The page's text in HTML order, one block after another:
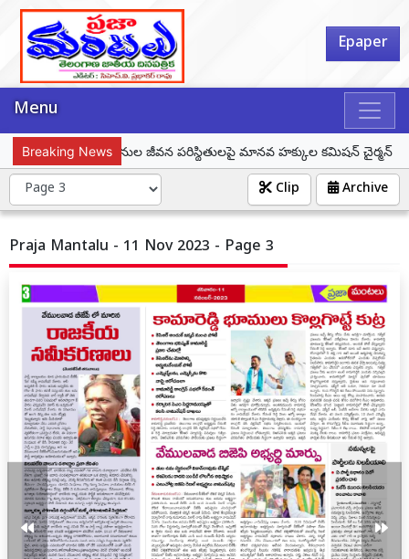
Epaper
Menu
Breaking News
చెంచు గిరిజనుల జీవన పరిస్థితులపై మానవ హక్కుల కమిషన్ చైర్మన్
Archive
Clip
Praja Mantalu - 11 Nov 2023 - Page 3